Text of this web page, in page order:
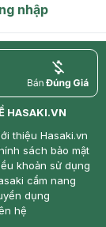
nhập
price
HASAKI.VN
thiệu Hasaki.vn
sách bảo mật
khoản sử dụng
cẩm nang
dụng
hệ